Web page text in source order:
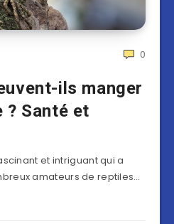
0
ils manger
? Santé et
et intriguant qui a
amateurs de reptiles…